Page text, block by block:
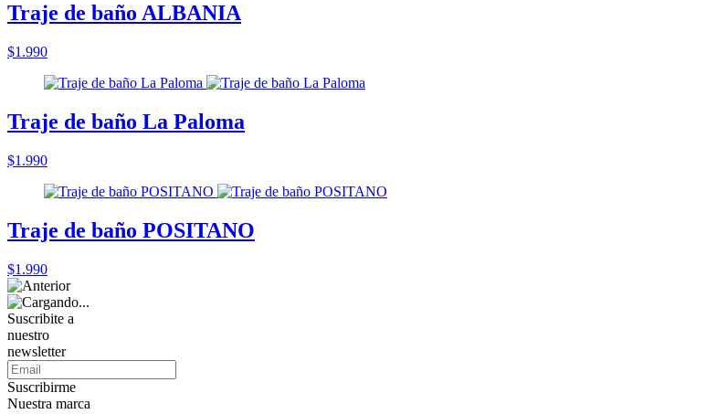
Traje de baño ALBANIA
$1.990
Traje de baño La Paloma
$1.990
Traje de baño POSITANO
$1.990
Suscribite a
nuestro
newsletter
Suscribirme
Nuestra marca